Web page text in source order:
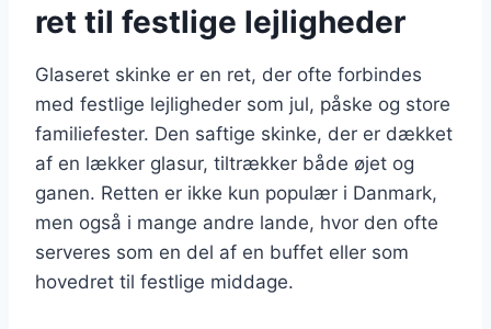
ret til festlige lejligheder
Glaseret skinke er en ret, der ofte forbindes
med festlige lejligheder som jul, påske og store
familiefester. Den saftige skinke, der er dækket
af en lækker glasur, tiltrækker både øjet og
ganen. Retten er ikke kun populær i Danmark,
men også i mange andre lande, hvor den ofte
serveres som en del af en buffet eller som
hovedret til festlige middage.